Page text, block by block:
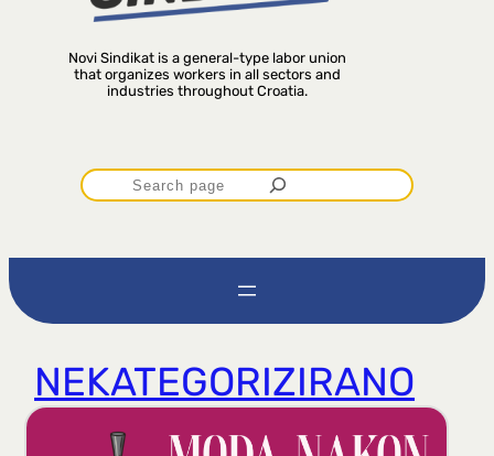
Novi Sindikat is a general-type labor union
that organizes workers in all sectors and
industries throughout Croatia.
P
r
t
r
NEKATEGORIZIRANO